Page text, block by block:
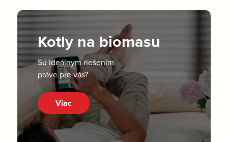
Kotly na biomasu
Sú ideálnym riešením
práve pre vás?
Viac